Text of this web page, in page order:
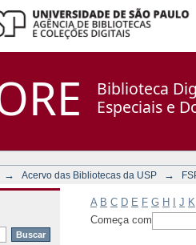
Biblioteca
Especiais e
→ Acervo das Bibliotecas da USP →
A B C D E F G H J K
Começa com